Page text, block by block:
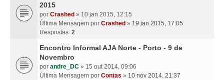
2015
por Crashed » 10 jan 2015, 12:15
Última Mensagem por Crashed » 19 jan 2015, 17:05
Respostas: 2
Encontro Informal AJA Norte - Porto - 9 de
Novembro
por andre_DC » 15 out 2014, 09:06
Última Mensagem por Contas » 10 nov 2014, 21:37